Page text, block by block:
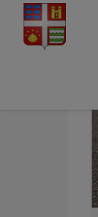
Contenu